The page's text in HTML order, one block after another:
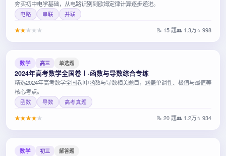
夯实初中电学基础，从电路识别到欧姆定律计算逐步递进。
电路 串联 并联
★★★ ★ ★ 📝 15 题👥 1.3万⭐ 998
数学 高三 单选题
2024年高考数学全国卷Ⅰ·函数与导数综合专练
精选2024年高考数学全国卷I中函数与导数相关题目，涵盖单调性、极值与最值等
核心考点。
函数 导数 高考真题
★★★★★ 📝 20 题👥 1.2万⭐ 934
数学 初三 解答题